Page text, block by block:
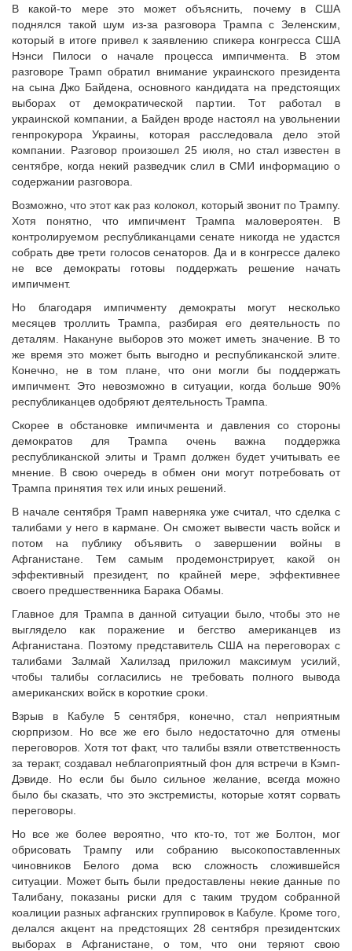
В какой-то мере это может объяснить, почему в США
поднялся такой шум из-за разговора Трампа с Зеленским,
который в итоге привел к заявлению спикера конгресса США
Нэнси Пилоси о начале процесса импичмента. В этом
разговоре Трамп обратил внимание украинского президента
на сына Джо Байдена, основного кандидата на предстоящих
выборах от демократической партии. Тот работал в
украинской компании, а Байден вроде настоял на увольнении
генпрокурора Украины, которая расследовала дело этой
компании. Разговор произошел 25 июля, но стал известен в
сентябре, когда некий разведчик слил в СМИ информацию о
содержании разговора.
Возможно, что этот как раз колокол, который звонит по Трампу.
Хотя понятно, что импичмент Трампа маловероятен. В
контролируемом республиканцами сенате никогда не удастся
собрать две трети голосов сенаторов. Да и в конгрессе далеко
не все демократы готовы поддержать решение начать
импичмент.
Но благодаря импичменту демократы могут несколько
месяцев троллить Трампа, разбирая его деятельность по
деталям. Накануне выборов это может иметь значение. В то
же время это может быть выгодно и республиканской элите.
Конечно, не в том плане, что они могли бы поддержать
импичмент. Это невозможно в ситуации, когда больше 90%
республиканцев одобряют деятельность Трампа.
Скорее в обстановке импичмента и давления со стороны
демократов для Трампа очень важна поддержка
республиканской элиты и Трамп должен будет учитывать ее
мнение. В свою очередь в обмен они могут потребовать от
Трампа принятия тех или иных решений.
В начале сентября Трамп наверняка уже считал, что сделка с
талибами у него в кармане. Он сможет вывести часть войск и
потом на публику объявить о завершении войны в
Афганистане. Тем самым продемонстрирует, какой он
эффективный президент, по крайней мере, эффективнее
своего предшественника Барака Обамы.
Главное для Трампа в данной ситуации было, чтобы это не
выглядело как поражение и бегство американцев из
Афганистана. Поэтому представитель США на переговорах с
талибами Залмай Халилзад приложил максимум усилий,
чтобы талибы согласились не требовать полного вывода
американских войск в короткие сроки.
Взрыв в Кабуле 5 сентября, конечно, стал неприятным
сюрпризом. Но все же его было недостаточно для отмены
переговоров. Хотя тот факт, что талибы взяли ответственность
за теракт, создавал неблагоприятный фон для встречи в Кэмп-
Дэвиде. Но если бы было сильное желание, всегда можно
было бы сказать, что это экстремисты, которые хотят сорвать
переговоры.
Но все же более вероятно, что кто-то, тот же Болтон, мог
обрисовать Трампу или собранию высокопоставленных
чиновников Белого дома всю сложность сложившейся
ситуации. Может быть были предоставлены некие данные по
Талибану, показаны риски для с таким трудом собранной
коалиции разных афганских группировок в Кабуле. Кроме того,
делался акцент на предстоящих 28 сентября президентских
выборах в Афганистане, о том, что они теряют свою